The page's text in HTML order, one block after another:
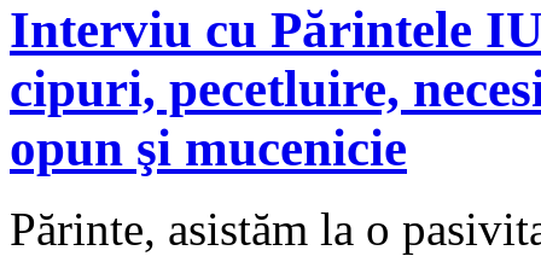
Interviu cu Părintele
cipuri, pecetluire,
opun şi mucenicie
Părinte, asistăm la o